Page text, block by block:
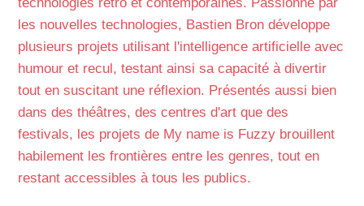
technologies rétro et contemporaines. Passionné par
les nouvelles technologies, Bastien Bron développe
plusieurs projets utilisant l'intelligence artificielle avec
humour et recul, testant ainsi sa capacité à divertir
tout en suscitant une réflexion. Présentés aussi bien
dans des théâtres, des centres d'art que des
festivals, les projets de My name is Fuzzy brouillent
habilement les frontières entre les genres, tout en
restant accessibles à tous les publics.